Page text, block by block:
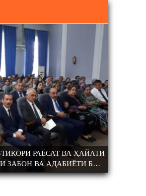
ВА ҲУНАРМАНДИ
РАЁСАТ ВА ҲАЙАТИ
ЗАБОН ВА АДАБИЁТИ БА
ДАР МАҶЛИСГОҲИ АМИТ